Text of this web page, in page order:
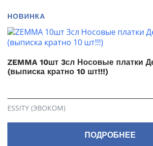
НОВИНКА
ZEMMA 10шт 3сл Носовые платки
(выписка кратно 10 шт!!!)
ESSITY (ЭВОКОМ)
ПОДРОБНЕЕ